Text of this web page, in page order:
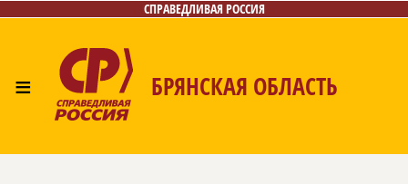
СПРАВЕДЛИВАЯ РОССИЯ
≡ БРЯНСКАЯ ОБЛАСТЬ